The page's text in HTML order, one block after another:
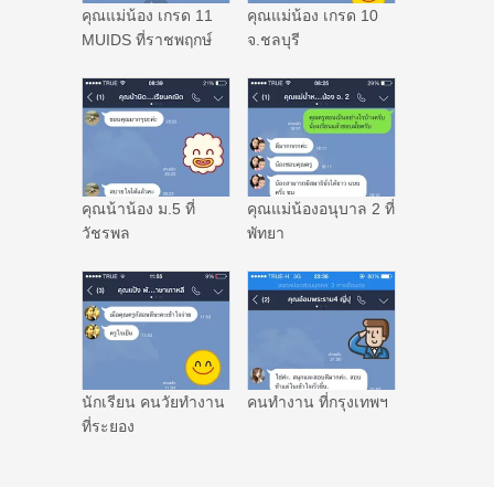
คุณแม่น้อง เกรด 11
MUIDS ที่ราชพฤกษ์
คุณแม่น้อง เกรด 10
จ.ชลบุรี
คุณน้าน้อง ม.5 ที่
วัชรพล
คุณแม่น้องอนุบาล 2 ที่
พัทยา
นักเรียน คนวัยทำงาน
ที่ระยอง
คนทำงาน ที่กรุงเทพฯ